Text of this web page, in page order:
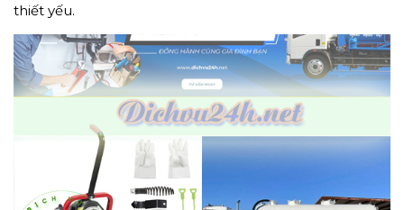
thiết yếu.